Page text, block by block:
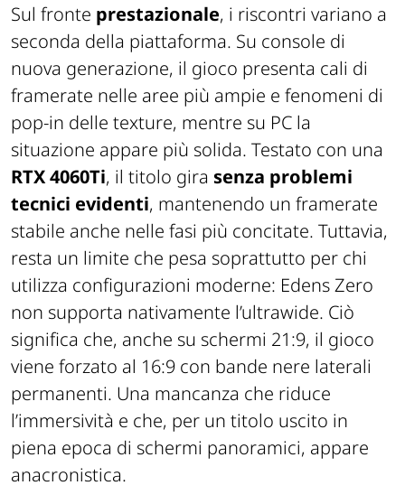
Sul fronte prestazionale, i riscontri variano a
seconda della piattaforma. Su console di
nuova generazione, il gioco presenta cali di
framerate nelle aree più ampie e fenomeni di
pop-in delle texture, mentre su PC la
situazione appare più solida. Testato con una
RTX 4060Ti, il titolo gira senza problemi
tecnici evidenti, mantenendo un framerate
stabile anche nelle fasi più concitate. Tuttavia,
resta un limite che pesa soprattutto per chi
utilizza configurazioni moderne: Edens Zero
non supporta nativamente l’ultrawide. Ciò
significa che, anche su schermi 21:9, il gioco
viene forzato al 16:9 con bande nere laterali
permanenti. Una mancanza che riduce
l’immersività e che, per un titolo uscito in
piena epoca di schermi panoramici, appare
anacronistica.